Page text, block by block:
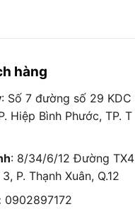
hàng
: Số 7 đường số 29 KDC
Hiệp Bình Phước, TP. T
: 8/34/6/12 Đường TX4
P. Thạnh Xuân, Q.12
0902897172